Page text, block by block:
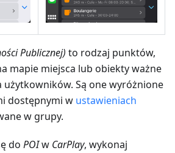
Publicznej) to rodzaj punktów,
mapie miejsca lub obiekty ważne
użytkowników. Są one wyróżnione
dostępnymi w ustawieniach
w grupy.
do POIw CarPlay, wykonaj